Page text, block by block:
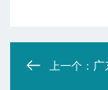
上一个：